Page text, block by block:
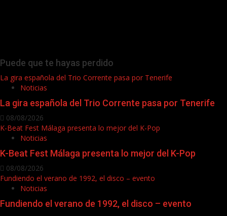
Puede que te hayas perdido
La gira española del Trio Corrente pasa por Tenerife
Noticias
La gira española del Trio Corrente pasa por Tenerife
08/08/2026
K-Beat Fest Málaga presenta lo mejor del K-Pop
Noticias
K-Beat Fest Málaga presenta lo mejor del K-Pop
08/08/2026
Fundiendo el verano de 1992, el disco – evento
Noticias
Fundiendo el verano de 1992, el disco – evento